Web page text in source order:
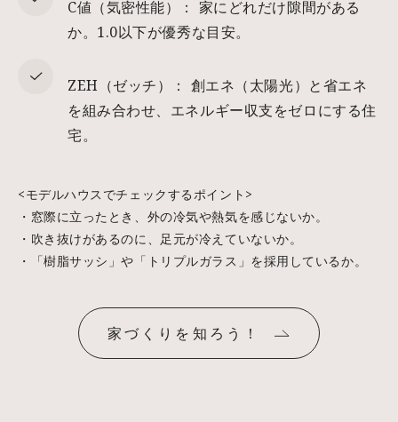
C値（気密性能）： 家にどれだけ隙間がある
か。1.0以下が優秀な目安。
ZEH（ゼッチ）： 創エネ（太陽光）と省エネ
を組み合わせ、エネルギー収支をゼロにする住
宅。
<モデルハウスでチェックするポイント>
・窓際に立ったとき、外の冷気や熱気を感じないか。
・吹き抜けがあるのに、足元が冷えていないか。
・「樹脂サッシ」や「トリプルガラス」を採用しているか。
家づくりを知ろう！